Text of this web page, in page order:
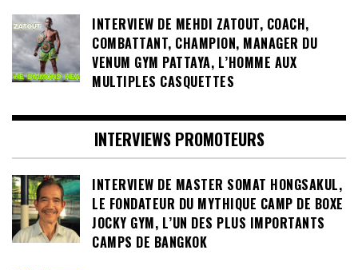
INTERVIEW DE MEHDI ZATOUT, COACH,
COMBATTANT, CHAMPION, MANAGER DU
VENUM GYM PATTAYA, L’HOMME AUX
MULTIPLES CASQUETTES
INTERVIEWS PROMOTEURS
INTERVIEW DE MASTER SOMAT HONGSAKUL,
LE FONDATEUR DU MYTHIQUE CAMP DE BOXE
JOCKY GYM, L’UN DES PLUS IMPORTANTS
CAMPS DE BANGKOK